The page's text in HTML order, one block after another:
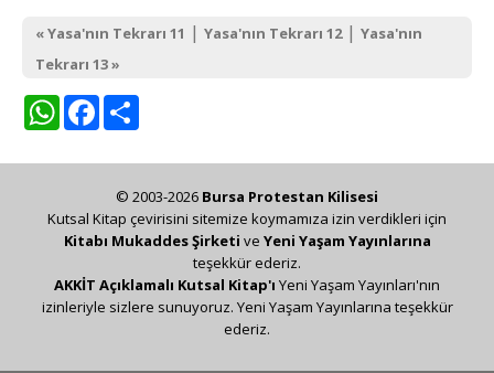
« Yasa'nın Tekrarı 11 | Yasa'nın Tekrarı 12| Yasa'nın
Tekrarı 13 »
WhatsAppFacebook
© 2003-2026 Bursa Protestan Kilisesi
Kutsal Kitap çevirisini sitemize koymamıza izin verdikleri için
Kitabı Mukaddes Şirketi ve Yeni Yaşam Yayınlarına
teşekkür ederiz.
AKKİT Açıklamalı Kutsal Kitap'ı Yeni Yaşam Yayınları'nın
izinleriyle sizlere sunuyoruz. Yeni Yaşam Yayınlarına teşekkür
ederiz.